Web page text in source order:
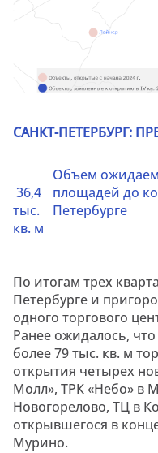
САНКТ-ПЕТЕРБУРГ:
36,4
Объем
площадей до
Петербурге
тыс.
кв. м
По итогам трех
Петербурге и
одного торгового
Ранее ожидалось,
более 79 тыс. кв. м
открытия четырех
Молл», ТРК «Небо» в
Новогорелово, ТЦ в
открывшегося в
Мурино.